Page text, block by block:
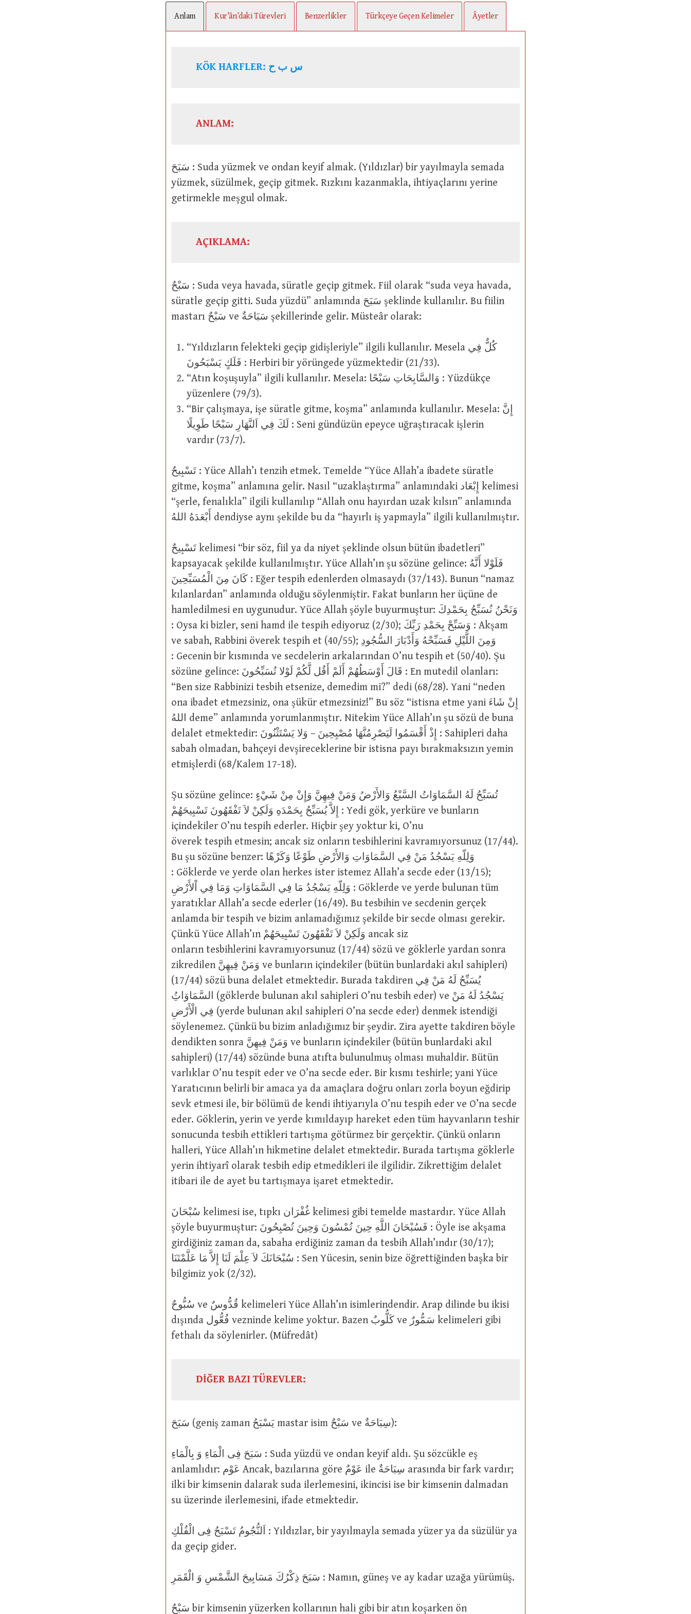
Anlam Kur’ân’daki Türevleri Benzerlikler Türkçeye Geçen Kelimeler Âyetler
KÖK HARFLER: س ب ح
ANLAM:
سَبَحَ : Suda yüzmek ve ondan keyif almak. (Yıldızlar) bir yayılmayla semada
yüzmek, süzülmek, geçip gitmek. Rızkını kazanmakla, ihtiyaçlarını yerine
getirmekle meşgul olmak.
AÇIKLAMA:
سَبْحٌ : Suda veya havada, süratle geçip gitmek. Fiil olarak “suda veya havada,
süratle geçip gitti. Suda yüzdü” anlamında سَبَحَ şeklinde kullanılır. Bu fiilin
mastarı سَبْحٌ ve سَبَاحَةٌ şekillerinde gelir. Müsteâr olarak:
“Yıldızların felekteki geçip gidişleriyle” ilgili kullanılır. Mesela كُلٌّ فِي
فَلَكٍ يَسْبَحُونَ : Herbiri bir yörüngede yüzmektedir (21/33).
“Atın koşuşuyla” ilgili kullanılır. Mesela: وَالسَّابِحَاتِ سَبْحًا : Yüzdükçe
yüzenlere (79/3).
“Bir çalışmaya, işe süratle gitme, koşma” anlamında kullanılır. Mesela: إِنَّ
لَكَ فِي اَلنَّهَارِ سَبْحًا طَوِيلًا : Seni gündüzün epeyce uğraştıracak işlerin
vardır (73/7).
تَسْبِيحٌ : Yüce Allah’ı tenzih etmek. Temelde “Yüce Allah’a ibadete süratle
gitme, koşma” anlamına gelir. Nasıl “uzaklaştırma” anlamındaki إِبْعَاد kelimesi
“şerle, fenalıkla” ilgili kullanılıp “Allah onu hayırdan uzak kılsın” anlamında
أَبْعَدَهُ اللهُ dendiyse aynı şekilde bu da “hayırlı iş yapmayla” ilgili kullanılmıştır.
تَسْبِيحٌ kelimesi “bir söz, fiil ya da niyet şeklinde olsun bütün ibadetleri”
kapsayacak şekilde kullanılmıştır. Yüce Allah’ın şu sözüne gelince: فَلَوْلا أَنَّهُ
كَانَ مِنَ الْمُسَبِّحِينَ : Eğer tespih edenlerden olmasaydı (37/143). Bunun “namaz
kılanlardan” anlamında olduğu söylenmiştir. Fakat bunların her üçüne de
hamledilmesi en uygunudur. Yüce Allah şöyle buyurmuştur: وَنَحْنُ نُسَبِّحُ بِحَمْدِكَ
: Oysa ki bizler, seni hamd ile tespih ediyoruz (2/30); وَسَبِّحْ بِحَمْدِ رَبِّكَ : Akşam
ve sabah, Rabbini överek tespih et (40/55); وَمِنَ اللَّيْلِ فَسَبِّحْهُ وَأَدْبَارَ السُّجُودِ
: Gecenin bir kısmında ve secdelerin arkalarından O’nu tespih et (50/40). Şu
sözüne gelince: قَالَ أَوْسَطُهُمْ أَلَمْ أَقُل لَّكُمْ لَوْلا تُسَبِّحُونَ : En mutedil olanları:
“Ben size Rabbinizi tesbih etsenize, demedim mi?” dedi (68/28). Yani “neden
ona ibadet etmezsiniz, ona şükür etmezsiniz!” Bu söz “istisna etme yani إِنْ شَاءَ
اللهُ deme” anlamında yorumlanmıştır. Nitekim Yüce Allah’ın şu sözü de buna
delalet etmektedir: إِذْ أَقْسَمُوا لَيَصْرِمُنَّهَا مُصْبِحِينَ – وَلا يَسْتَثْنُونَ : Sahipleri daha
sabah olmadan, bahçeyi devşireceklerine bir istisna payı bırakmaksızın yemin
etmişlerdi (68/Kalem 17-18).
Şu sözüne gelince: تُسَبِّحُ لَهُ السَّمَاوَاتُ السَّبْعُ وَالأَرْضُ وَمَنْ فِيهِنَّ وَإِنْ مِنْ شَيْءٍ
إِلاَّ يُسَبِّحُ بِحَمْدَهِ وَلَكِنْ لاَ تَفْقَهُونَ تَسْبِيحَهُمْ : Yedi gök, yerküre ve bunların
içindekiler O’nu tespih ederler. Hiçbir şey yoktur ki, O’nu
överek tespih etmesin; ancak siz onların tesbihlerini kavramıyorsunuz (17/44).
Bu şu sözüne benzer: وَلِلّهِ يَسْجُدُ مَنْ فِي السَّمَاوَاتِ وَالأَرْضِ طَوْعًا وَكَرْهًا
: Göklerde ve yerde olan herkes ister istemez Allah’a secde eder (13/15);
وَلِلّهِ يَسْجُدُ مَا فِي السَّمَاوَاتِ وَمَا فِي اْلأَرْضِ : Göklerde ve yerde bulunan tüm
yaratıklar Allah’a secde ederler (16/49). Bu tesbihin ve secdenin gerçek
anlamda bir tespih ve bizim anlamadığımız şekilde bir secde olması gerekir.
Çünkü Yüce Allah’ın وَلَكِنْ لاَ تَفْقَهُونَ تَسْبِيحَهُمْ ancak siz
onların tesbihlerini kavramıyorsunuz (17/44) sözü ve göklerle yardan sonra
zikredilen وَمَنْ فِيهِنَّ ve bunların içindekiler (bütün bunlardaki akıl sahipleri)
(17/44) sözü buna delalet etmektedir. Burada takdiren يُسَبِّحُ لَهُ مَنْ فِي
السَّمَاوَاتُِ (göklerde bulunan akıl sahipleri O’nu tesbih eder) ve يَسْجُدُ لَهُ مَنْ
فِي الْأَرْضِ (yerde bulunan akıl sahipleri O’na secde eder) denmek istendiği
söylenemez. Çünkü bu bizim anladığımız bir şeydir. Zira ayette takdiren böyle
dendikten sonra وَمَنْ فِيهِنَّ ve bunların içindekiler (bütün bunlardaki akıl
sahipleri) (17/44) sözünde buna atıfta bulunulmuş olması muhaldir. Bütün
varlıklar O’nu tespit eder ve O’na secde eder. Bir kısmı teshirle; yani Yüce
Yaratıcının belirli bir amaca ya da amaçlara doğru onları zorla boyun eğdirip
sevk etmesi ile, bir bölümü de kendi ihtiyarıyla O’nu tespih eder ve O’na secde
eder. Göklerin, yerin ve yerde kımıldayıp hareket eden tüm hayvanların teshir
sonucunda tesbih ettikleri tartışma götürmez bir gerçektir. Çünkü onların
halleri, Yüce Allah’ın hikmetine delalet etmektedir. Burada tartışma göklerle
yerin ihtiyarî olarak tesbih edip etmedikleri ile ilgilidir. Zikrettiğim delalet
itibari ile de ayet bu tartışmaya işaret etmektedir.
سُبْحَانَ kelimesi ise, tıpkı غُفْرَان kelimesi gibi temelde mastardır. Yüce Allah
şöyle buyurmuştur: فَسُبْحَانَ اللَّهِ حِينَ تُمْسُونَ وَحِينَ تُصْبِحُونَ : Öyle ise akşama
girdiğiniz zaman da, sabaha erdiğiniz zaman da tesbih Allah’ındır (30/17);
سُبْحَانَكَ لاَ عِلْمَ لَنَا إِلاَّ مَا عَلَّمْتَنَا : Sen Yücesin, senin bize öğrettiğinden başka bir
bilgimiz yok (2/32).
سُبُّوحٌ ve قُدُّوسٌ kelimeleri Yüce Allah’ın isimlerindendir. Arap dilinde bu ikisi
dışında فُعُّول vezninde kelime yoktur. Bazen كَلُّوبٌ ve سَمُّورٌ kelimeleri gibi
fethalı da söylenirler. (Müfredât)
DİĞER BAZI TÜREVLER:
سَبَحَ (geniş zaman يَسْبَحُ mastar isim سَبْحٌ ve سِبَاحَةٌ):
سَبَحَ فِى الْمَاءِ وَ بِالْمَاءِ : Suda yüzdü ve ondan keyif aldı. Şu sözcükle eş
anlamlıdır: عَوْم Ancak, bazılarına göre عَوْمٌ ile سِبَاحَةٌ arasında bir fark vardır;
ilki bir kimsenin dalarak suda ilerlemesini, ikincisi ise bir kimsenin dalmadan
su üzerinde ilerlemesini, ifade etmektedir.
اَلنُّجُومُ تَسْبَحُ فِى الْفُلْكِ : Yıldızlar, bir yayılmayla semada yüzer ya da süzülür ya
da geçip gider.
سَبَحَ ذِكْرُكَ مَسَابِيحَ الشَّمْسِ وَ الْقَمَرِ : Namın, güneş ve ay kadar uzağa yürümüş.
سَبْحٌ bir kimsenin yüzerken kollarının hali gibi bir atın koşarken ön